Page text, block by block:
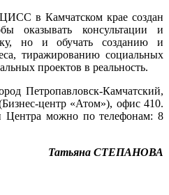
в Камчатском крае создан
оказывать консультации и
но и обучать созданию и
тиражированию социальных
проектов в реальность.
Петропавловск-Камчатский,
центр «Атом»), офис 410.
Центра можно по телефонам: 8
Татьяна СТЕПАНОВА